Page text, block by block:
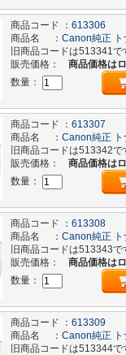
商品コード ： 613306
商品名 ： Canon純正
旧商品コードは513341で
販売価格：
商品価格は
数量：
商品コード ： 613307
商品名 ： Canon純正
旧商品コードは513342で
販売価格：
商品価格は
数量：
商品コード ： 613308
商品名 ： Canon純正 ト
旧商品コードは513343で
販売価格：
商品価格は
数量：
商品コード ： 613309
商品名 ： Canon純正
旧商品コードは513344で